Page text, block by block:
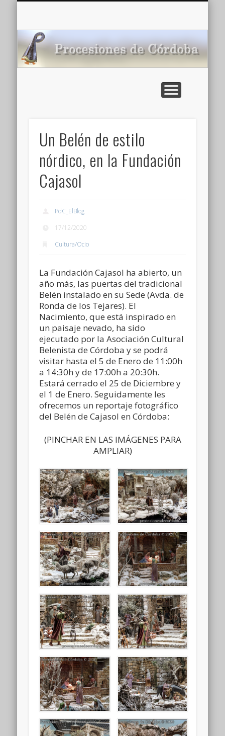
Un Belén de estilo
nórdico, en la Fundación
Cajasol
PdC_ElBlog
17/12/2020
Cultura/Ocio
La Fundación Cajasol ha abierto, un
año más, las puertas del tradicional
Belén instalado en su Sede (Avda. de
Ronda de los Tejares). El
Nacimiento, que está inspirado en
un paisaje nevado, ha sido
ejecutado por la Asociación Cultural
Belenista de Córdoba y se podrá
visitar hasta el 5 de Enero de 11:00h
a 14:30h y de 17:00h a 20:30h.
Estará cerrado el 25 de Diciembre y
el 1 de Enero. Seguidamente les
ofrecemos un reportaje fotográfico
del Belén de Cajasol en Córdoba:
(PINCHAR EN LAS IMÁGENES PARA
AMPLIAR)